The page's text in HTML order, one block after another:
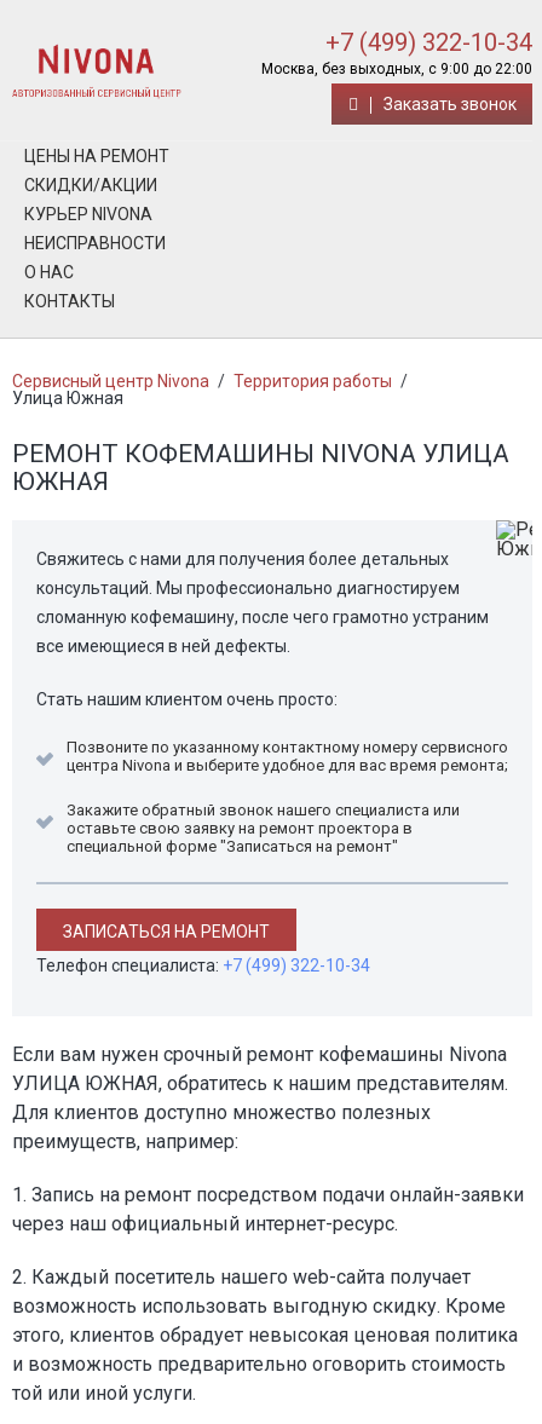
+7 (499) 322-10-34
Москва, без выходных, с 9:00 до 22:00
Заказать звонок
ЦЕНЫ НА РЕМОНТ
СКИДКИ/АКЦИИ
КУРЬЕР NIVONA
НЕИСПРАВНОСТИ
О НАС
КОНТАКТЫ
Сервисный центр Nivona / Территория работы /
Улица Южная
РЕМОНТ КОФЕМАШИНЫ NIVONA УЛИЦА
ЮЖНАЯ
Свяжитесь с нами для получения более детальных
консультаций. Мы профессионально диагностируем
сломанную кофемашину, после чего грамотно устраним
все имеющиеся в ней дефекты.
Стать нашим клиентом очень просто:
Позвоните по указанному контактному номеру сервисного
центра Nivona и выберите удобное для вас время ремонта;
Закажите обратный звонок нашего специалиста или
оставьте свою заявку на ремонт проектора в
специальной форме "Записаться на ремонт"
ЗАПИСАТЬСЯ НА РЕМОНТ
Телефон специалиста: +7 (499) 322-10-34
Если вам нужен срочный ремонт кофемашины Nivona
УЛИЦА ЮЖНАЯ, обратитесь к нашим представителям.
Для клиентов доступно множество полезных
преимуществ, например:
1. Запись на ремонт посредством подачи онлайн-заявки
через наш официальный интернет-ресурс.
2. Каждый посетитель нашего web-сайта получает
возможность использовать выгодную скидку. Кроме
этого, клиентов обрадует невысокая ценовая политика
и возможность предварительно оговорить стоимость
той или иной услуги.